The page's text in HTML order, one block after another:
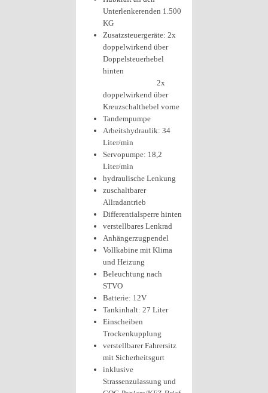
Unterlenkerenden 1.500
KG
Zusatzsteuergeräte: 2x
doppelwirkend über
Doppelsteuerhebel
hinten
2x
doppelwirkend über
Kreuzschalthebel vorne
Tandempumpe
Arbeitshydraulik: 34
Liter/min
Servopumpe: 18,2
Liter/min
hydraulische Lenkung
zuschaltbarer
Allradantrieb
Differentialsperre hinten
verstellbares Lenkrad
Anhängerzugpendel
Vollkabine mit Klima
und Heizung
Beleuchtung nach
STVO
Batterie: 12V
Tankinhalt: 27 Liter
Einscheiben
Trockenkupplung
verstellbarer Fahrersitz
mit Sicherheitsgurt
inklusive
Strassenzulassung und